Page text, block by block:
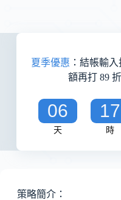
夏季優惠 ：結帳輸
額再打 89
06
天
17
時
策略簡介：